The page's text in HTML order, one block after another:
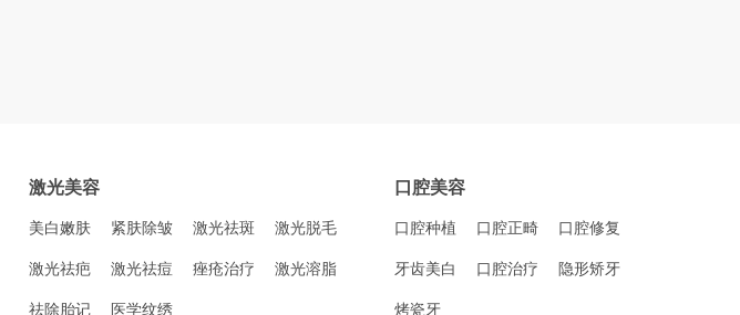
激光美容
美白嫩肤 紧肤除皱 激光祛斑 激光脱毛
激光祛疤 激光祛痘 痤疮治疗 激光溶脂
祛除胎记 医学纹绣
口腔美容
口腔种植 口腔正畸 口腔修复
牙齿美白 口腔治疗 隐形矫牙
烤瓷牙